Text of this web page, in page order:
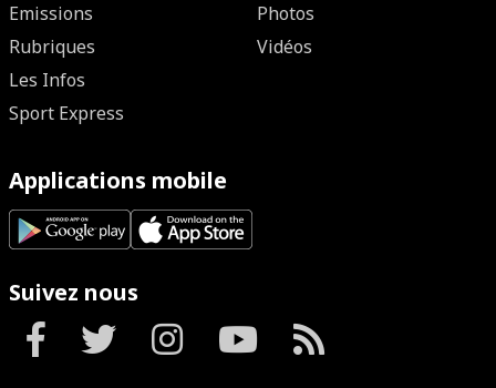
Emissions
Rubriques
Les Infos
Sport Express
Photos
Vidéos
Applications mobile
Suivez nous